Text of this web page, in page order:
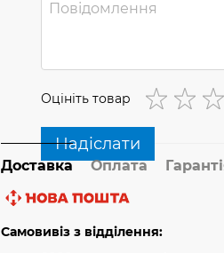
Оцініть товар
Надіслати
Доставка Оплата
Самовивіз з відділення: